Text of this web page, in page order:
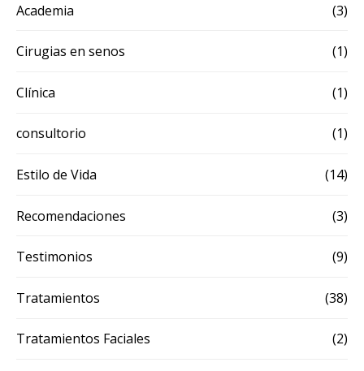
Academia (3)
Cirugias en senos (1)
Clínica (1)
consultorio (1)
Estilo de Vida (14)
Recomendaciones (3)
Testimonios (9)
Tratamientos (38)
Tratamientos Faciales (2)